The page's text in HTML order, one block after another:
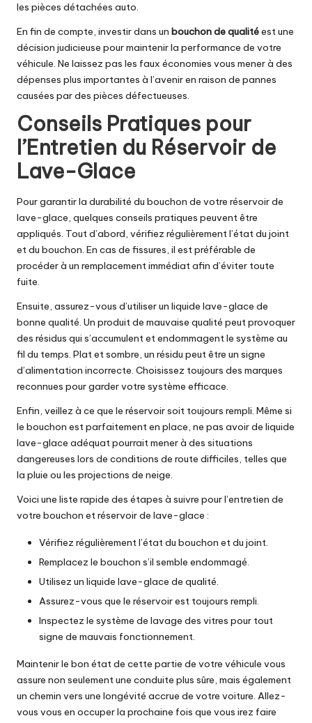
les pièces détachées auto.
En fin de compte, investir dans un bouchon de qualitéest une
décision judicieuse pour maintenir la performance de votre
véhicule. Ne laissez pas les faux économies vous mener à des
dépenses plus importantes à l’avenir en raison de pannes
causées par des pièces défectueuses.
Conseils Pratiques pour
l’Entretien du Réservoir de
Lave-Glace
Pour garantir la durabilité du bouchon de votre réservoir de
lave-glace, quelques conseils pratiques peuvent être
appliqués. Tout d’abord, vérifiez régulièrement l’état du joint
et du bouchon. En cas de fissures, il est préférable de
procéder à un remplacement immédiat afin d’éviter toute
fuite.
Ensuite, assurez-vous d’utiliser un liquide lave-glace de
bonne qualité. Un produit de mauvaise qualité peut provoquer
des résidus qui s’accumulent et endommagent le système au
fil du temps. Plat et sombre, un résidu peut être un signe
d’alimentation incorrecte. Choisissez toujours des marques
reconnues pour garder votre système efficace.
Enfin, veillez à ce que le réservoir soit toujours rempli. Même si
le bouchon est parfaitement en place, ne pas avoir de liquide
lave-glace adéquat pourrait mener à des situations
dangereuses lors de conditions de route difficiles, telles que
la pluie ou les projections de neige.
Voici une liste rapide des étapes à suivre pour l’entretien de
votre bouchon et réservoir de lave-glace :
Vérifiez régulièrement l’état du bouchon et du joint.
Remplacez le bouchon s’il semble endommagé.
Utilisez un liquide lave-glace de qualité.
Assurez-vous que le réservoir est toujours rempli.
Inspectez le système de lavage des vitres pour tout
signe de mauvais fonctionnement.
Maintenir le bon état de cette partie de votre véhicule vous
assure non seulement une conduite plus sûre, mais également
un chemin vers une longévité accrue de votre voiture. Allez-
vous vous en occuper la prochaine fois que vous irez faire